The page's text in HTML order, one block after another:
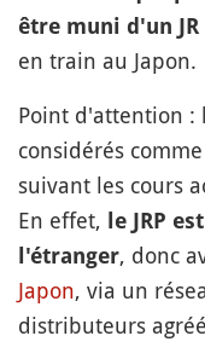
être muni d'un JR
en train au Japon.
Point d'attention :
considérés
suivant les cours
En effet,
le JRP
l'étranger, donc
Japon, via un
distributeurs